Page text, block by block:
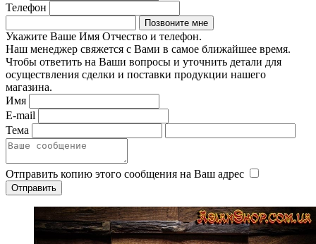
Телефон
Укажите Ваше Имя Отчество и телефон.
Наш менеджер свяжется с Вами в самое ближайшее время.
Чтобы ответить на Ваши вопросы и уточнить детали для
осуществления сделки и поставки продукции нашего
магазина.
Имя
E-mail
Тема
Отправить копию этого сообщения на Ваш адрес